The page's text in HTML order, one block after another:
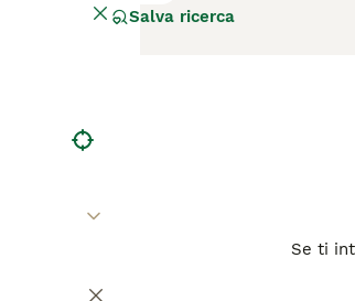
Leggi lanostra pagina di
Salva ricerca
Se ti